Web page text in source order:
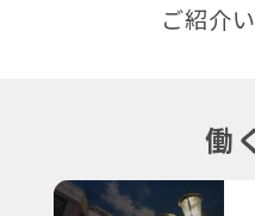
ご紹介
働